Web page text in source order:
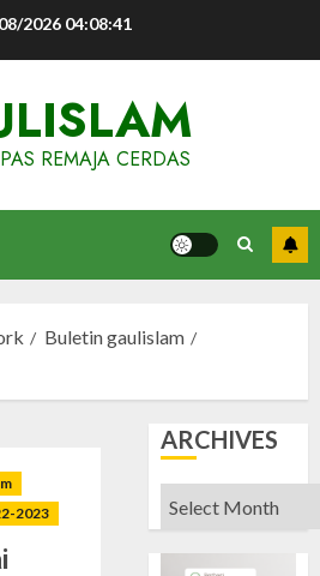
2026 04:08:42
REMAJA CERDAS
Buletin gaulislam
2023
ARCHIVES
Archives